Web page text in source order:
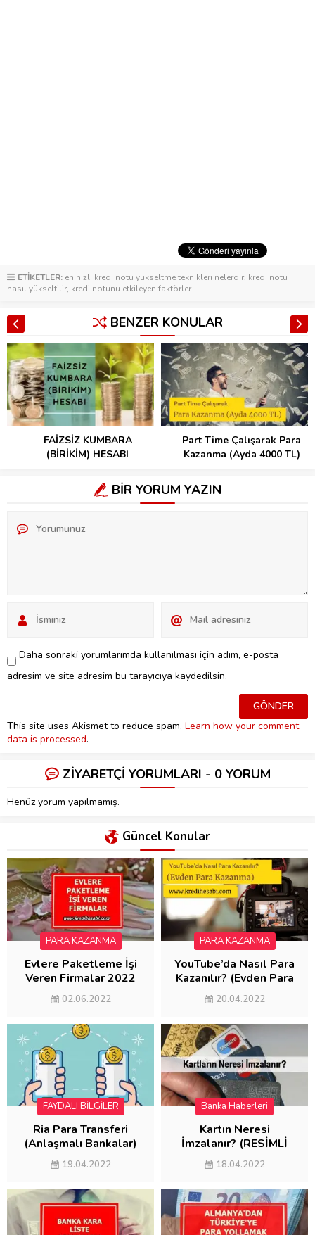
ETİKETLER: en hızlı kredi notu yükseltme teknikleri nelerdir, kredi notu
nasıl yükseltilir, kredi notunu etkileyen faktörler
BENZER KONULAR
FAİZSİZ KUMBARA
(BİRİKİM) HESABI
Part Time Çalışarak Para
Kazanma (Ayda 4000 TL)
BİR YORUM YAZIN
Daha sonraki yorumlarımda kullanılması için adım, e-posta
adresim ve site adresim bu tarayıcıya kaydedilsin.
This site uses Akismet to reduce spam. Learn how your comment
data is processed.
ZİYARETÇİ YORUMLARI - 0 YORUM
Henüz yorum yapılmamış.
Güncel Konular
PARA KAZANMA
Evlere Paketleme İşi
Veren Firmalar 2022
(AYDA 5000 KAZAN)
02.06.2022
PARA KAZANMA
YouTube’da Nasıl Para
Kazanılır? (Evden Para
Kazanma)
20.04.2022
FAYDALI BİLGİLER
Ria Para Transferi
(Anlaşmalı Bankalar)
19.04.2022
Banka Haberleri
FAYDALI BİLGİLER
Kartın Neresi
İmzalanır? (RESİMLİ
ANLATIM)
18.04.2022